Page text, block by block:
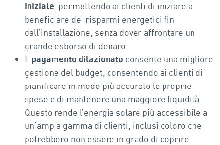
iniziale , permettendo ai clienti di iniziare a
beneficiare dei risparmi energetici fin
dall’installazione, senza dover affrontare un
grande esborso di denaro.
Il pagamento dilazionato consente una migliore
gestione del budget, consentendo ai clienti di
pianificare in modo più accurato le proprie
spese e di mantenere una maggiore liquidità.
Questo rende l’energia solare più accessibile a
un’ampia gamma di clienti, inclusi coloro che
potrebbero non essere in grado di coprire